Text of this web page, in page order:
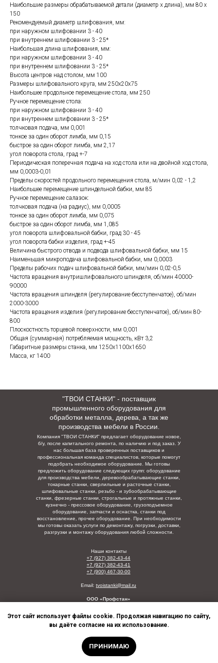
Позвонить
Наибольшие размеры обрабатываемой детали (диаметр х длина), мм 80 х
150
Рекомендуемый диаметр шлифования, мм:
при наружном шлифовании 3 - 40
при внутреннем шлифовании 3 - 25*
Наибольшая длина шлифования, мм:
при наружном шлифовании 3 - 40
при внутреннем шлифовании 3 - 25*
Высота центров над столом, мм 100
Размеры шлифовального круга, мм 250х20х75
Наибольшее продольное перемещение стола, мм 250
Ручное перемещение стола:
при наружном шлифовании 3 - 40
при внутреннем шлифовании 3 - 25*
толчковая подача, мм 0,001
тонкое за один оборот лимба, мм 0,15
быстрое за один оборот лимба, мм 2,17
угол поворота стола, град +-7
Периодическая поперечная подача на ход стола или на двойной ход стола,
мм 0,0003-0,01
Пределы скоростей продольного перемещения стола, м/мин 0,02 - 1,2
Наибольшее перемещение шпиндельной бабки, мм 85
Ручное перемещение салазок:
толчковая подача (на радиус), мм 0,0005
тонкое за один оборот лимба, мм 0,075
быстрое за один оборот лимба, мм 1,085
угол поворота шлифовальной бабки, град 30 - 45
угол поворота бабки изделия, град +-45
Величина быстрого отвода и подвода шлифовальной бабки, мм 15
Наименьшая микроподача шлифовальной бабки, мм 0,0003
Пределы рабочих подач шлифовальной бабки, мм/мин 0,02-0,5
Частота вращения внутришлифовального шпинделя, об/мин 40000-
90000
Частота вращения шпинделя (регулирование бесступенчатое), об/мин
2000-3000
Частота вращения изделия (регулирование бесступенчатое), об/мин 80-
800
Плоскостность торцевой поверхности, мм 0,001
Общая (суммарная) потребляемая мощность, кВт 3,2
Габаритные размеры станка, мм 1250х1100х1650
Масса, кг 1400
Этот сайт использует файлы cookie. Продолжая навигацию по сайту,
вы даёте согласие на их использование.
ПРИНИМАЮ
"ТВОИ СТАНКИ" - поставщик
промышленного оборудования для
обработки металла, дерева, а так же
производства мебели в России.
Компания "ТВОИ СТАНКИ" предлагает оборудование новое,
б/у, после капитального ремонта, по наличию и под заказ. У
нас большая база проверенных поставщиков и
профессиональная команда специалистов, которые помогут
подобрать необходимое оборудование. Мы готовы
предложить оборудование следующих групп: оборудование
для производства мебели, деревообрабатывающие станки,
токарные станки, сверлильные и расточные станки,
шлифовальные станки, резьбо - и зубообрабатывающие
станки, фрезерные станки, строгальные и протяжные станки,
кузнечно - прессовое оборудование, грузоподъемное
оборудование, запчасти и оснастка, станки под
восстановление, прочее оборудование. При необходимости
мы готовы оказать услуги по демонтажу, погрузки, доставки,
разгрузки и монтажу оборудования любой сложности.
Наши контакты
+7 (927) 382-43-44
+7 (927) 382-43-41
+7 (900) 467-30-00
Email: tvoistanki@mail.ru
ООО «Профстан»
© Твои станки, Россия, 2016-2026